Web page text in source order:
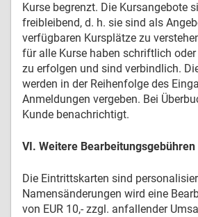
Kurse begrenzt. Die Kursangebote
freibleibend, d. h. sie sind als
verfügbaren Kursplätze zu
für alle Kurse haben schriftlich
zu erfolgen und sind verbindlich.
werden in der Reihenfolge des
Anmeldungen vergeben. Bei
Kunde benachrichtigt.
VI. Weitere Bearbeitungsgebühren
Die Eintrittskarten sind
Namensänderungen wird eine
von EUR 10,- zzgl. anfallender